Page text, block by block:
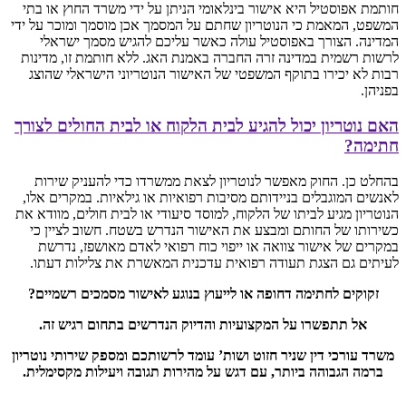
חותמת אפוסטיל היא אישור בינלאומי הניתן על ידי משרד החוץ או בתי
המשפט, המאמת כי הנוטריון שחתם על המסמך אכן מוסמך ומוכר על ידי
המדינה. הצורך באפוסטיל עולה כאשר עליכם להגיש מסמך ישראלי
לרשות רשמית במדינה זרה החברה באמנת האג. ללא חותמת זו, מדינות
רבות לא יכירו בתוקף המשפטי של האישור הנוטריוני הישראלי שהוצג
בפניהן.
האם נוטריון יכול להגיע לבית הלקוח או לבית החולים לצורך
חתימה?
בהחלט כן. החוק מאפשר לנוטריון לצאת ממשרדו כדי להעניק שירות
לאנשים המוגבלים בניידותם מסיבות רפואיות או גילאיות. במקרים אלו,
הנוטריון מגיע לביתו של הלקוח, למוסד סיעודי או לבית חולים, מוודא את
כשירותו של החותם ומבצע את האישור הנדרש בשטח. חשוב לציין כי
במקרים של אישור צוואה או ייפוי כוח רפואי לאדם מאושפז, נדרשת
לעיתים גם הצגת תעודה רפואית עדכנית המאשרת את צלילות דעתו.
זקוקים לחתימה דחופה או לייעוץ בנוגע לאישור מסמכים רשמיים?
אל תתפשרו על המקצועיות והדיוק הנדרשים בתחום רגיש זה.
משרד עורכי דין שניר חזוט ושות’ עומד לרשותכם ומספק שירותי נוטריון
ברמה הגבוהה ביותר, עם דגש על מהירות תגובה ויעילות מקסימלית.